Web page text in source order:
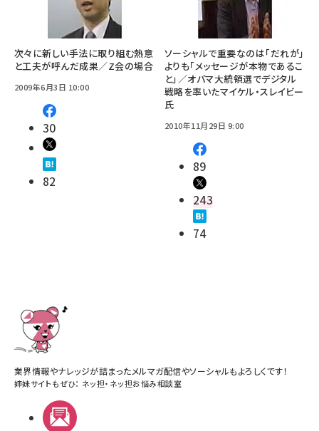
次々に新しい手法に取り組む熱意
と工夫が呼んだ成果／Z会の場合
2009年6月3日 10:00
30
82
ソーシャルで重要なのは「だれが」
よりも「メッセージが本物であるこ
と」／オバマ大統領選でデジタル
戦略を率いたマイケル・スレイビー
氏
2010年11月29日 9:00
89
243
74
業界情報やナレッジが詰まったメルマガ配信やソーシャルもよろしくです！
姉妹サイトもぜひ： ネッ担・ ネッ担お悩み相談室